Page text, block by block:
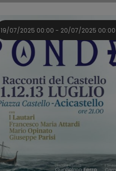
19/07/2025 00:00 - 20/07/2025 00:00